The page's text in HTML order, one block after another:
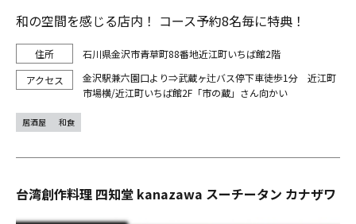
和の空間を感じる店内！ コース予約8名毎に特典！
石川県金沢市青草町88番地近江町いちば館2階
金沢駅兼六園口より⇒武蔵ヶ辻バス停下車徒歩1分 近江町
市場横/近江町いちば館2F「市の蔵」さん向かい
居酒屋 和食
台湾創作料理 四知堂 kanazawa スーチータン カナザワ